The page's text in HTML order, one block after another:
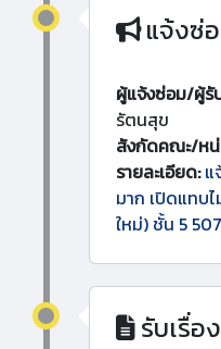
แจ้งซ่
ผู้แจ้งซ่อม/ผู้รั
รัตนสุข
สังกัดคณะ/หน่
รายละเอียด: แ
มาก เปิดแทบ
ใหม่) ชั้น 5 507
รับเรื่อง